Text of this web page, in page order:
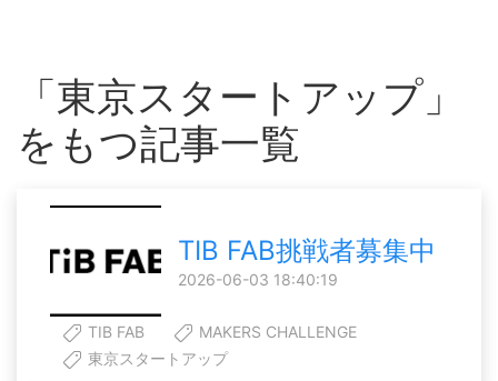
「東京スタートアップ」
をもつ記事一覧
TIB FAB挑戦者募集中
2026-06-03 18:40:19
TIB FAB
MAKERS CHALLENGE
東京スタートアップ